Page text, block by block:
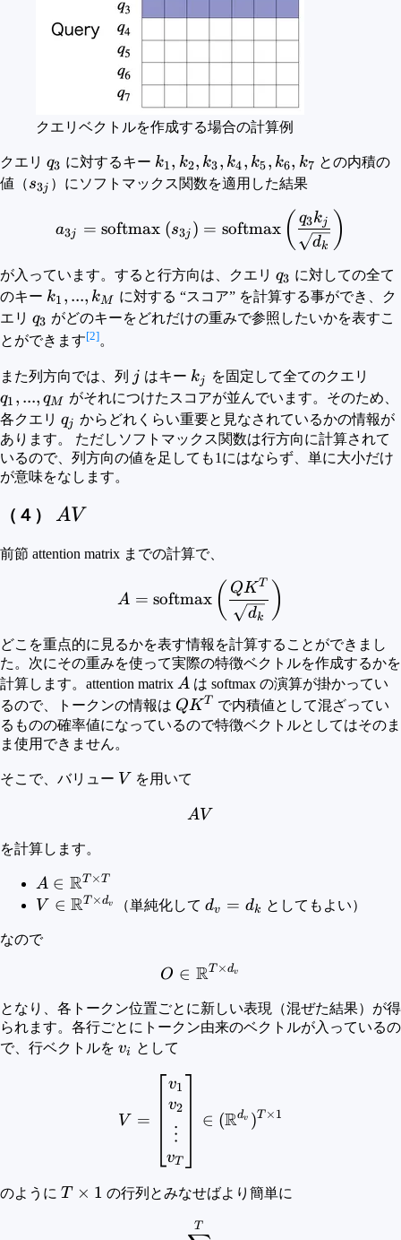
クエリベクトルを作成する場合の計算例
クエリ q_3
q3 に対するキー k_1,k_2,k_3,k_4,k_5,k_6,k_7
k1, k2, k3, k4, k5, k6, k7 との内積の
値（s_{3j}
s3j ）にソフトマックス関数を適用した結果
a_{3j} =
a3j = softmax (s3j ) = softmax ( dk
q3kj )
が入っています。すると行方向は、クエリ q_3
q3 に対しての全て
のキー k_1,...,k_M
k1 , ..., kM
に対する “スコア” を計算する事ができ、ク
エリ q_3
q3 がどのキーをどれだけの重みで参照したいかを表すこ
とができます[2]。
また列方向では、列 jj はキー k_j
kj を固定して全てのクエリ
q1 , ..., qM
がそれにつけたスコアが並んでいます。そのため、
各クエリ q_j
qj からどれくらい重要と見なされているかの情報が
あります。 ただしソフトマックス関数は行方向に計算されて
いるので、列方向の値を足しても1にはならず、単に大小だけ
が意味をなします。
（４） A
AV
前節 attention matrix までの計算で、
A = {\rm{softmax}}
A = softmax ( dk
QK T )
どこを重点的に見るかを表す情報を計算することができまし
た。次にその重みを使って実際の特徴ベクトルを作成するかを
計算します。attention matrix A
A は softmax の演算が掛かってい
るので、トークンの情報は QK^T
QKT で内積値として混ざってい
るものの確率値になっているので特徴ベクトルとしてはそのま
ま使用できません。
そこで、バリュー V
V を用いて
A V
AV
を計算します。
A \in
\mathbb{R}^{T
A ∈ RT×T
V \in
\times d_v}
V ∈ RT×dv （単純化してd_v=d_k
dv = dk としてもよい）
なので
O \in \mathbb{R}^{T
O ∈ RT ×dv
となり、各トークン位置ごとに新しい表現（混ぜた結果）が得
られます。各行ごとにトークン由来のベクトルが入っているの
で、行ベクトルを v_i
vi として
V =
v1
v2
⋮
vT
∈ (Rdv )T ×1
のように T\times
T × 1 の行列とみなせばより簡単に
o_i=\sum_{j=1}^{T}
T